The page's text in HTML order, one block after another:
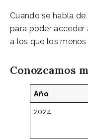
Cuando se habla de
para poder acceder
a los que los
Conozcamos
Año
2024